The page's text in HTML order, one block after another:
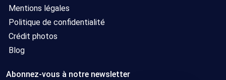
Mentions légales
Politique de confidentialité
Crédit photos
Blog
Abonnez-vous à notre newsletter